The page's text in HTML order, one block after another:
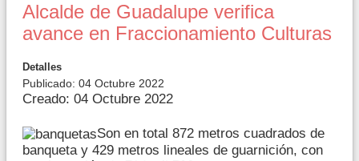
Alcalde de Guadalupe verifica
avance en Fraccionamiento Culturas
Detalles
Publicado: 04 Octubre 2022
Creado: 04 Octubre 2022
Son en total 872 metros cuadrados de
banqueta y 429 metros lineales de guarnición, con